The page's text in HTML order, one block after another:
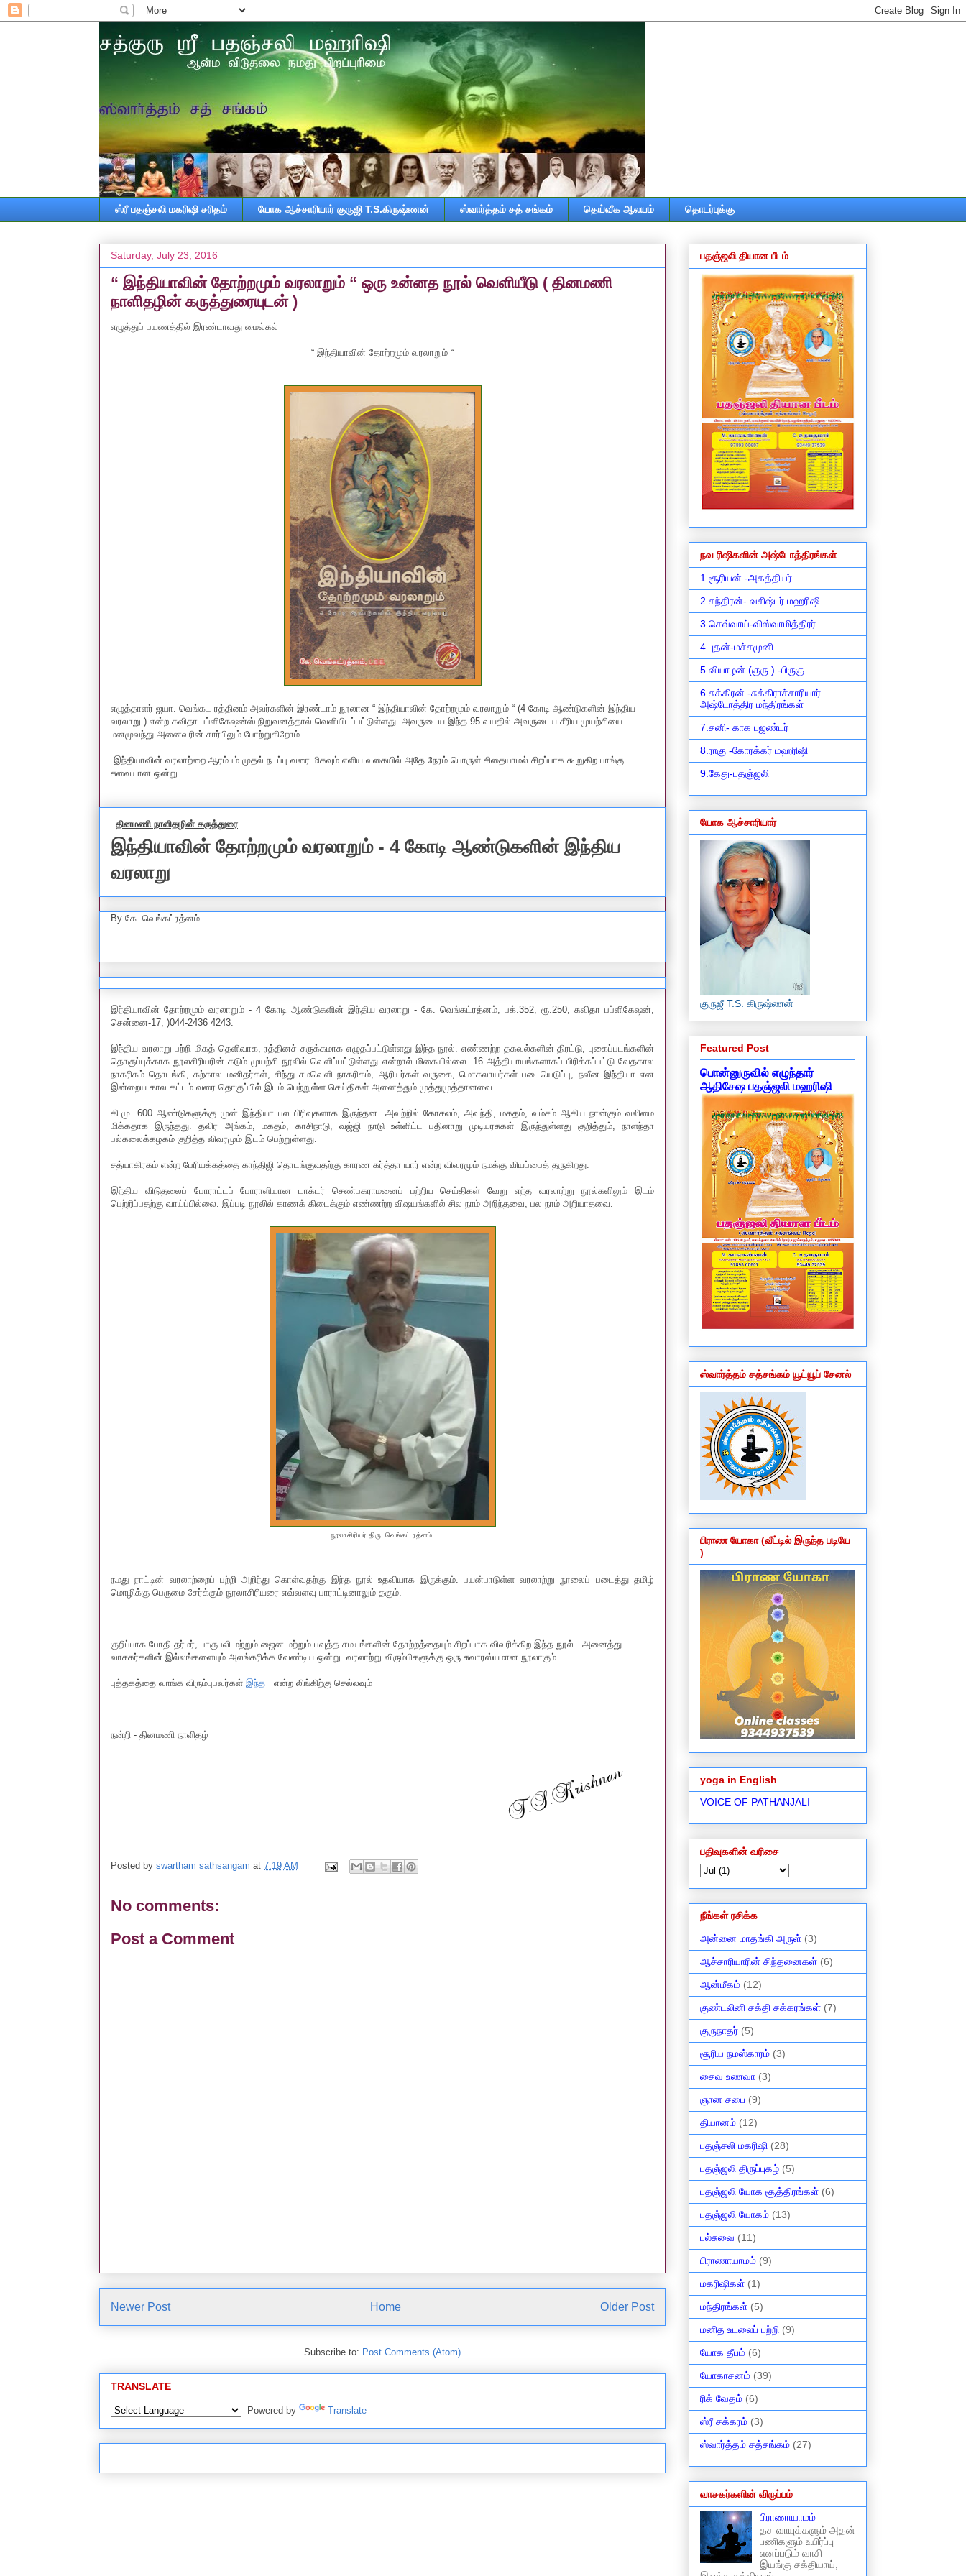
ஸ்ரீ பதஞ்சலி மகரிஷி சரிதம் யோக ஆச்சாரியார் குருஜி T.S.கிருஷ்ணன் ஸ்வார்த்தம் சத் சங்கம் தெய்வீக ஆலயம் தொடர்புக்கு
Saturday, July 23, 2016
“ இந்தியாவின் தோற்றமும் வரலாறும் “ ஒரு உன்னத நூல் வெளியீடு ( தினமணி
நாளிதழின் கருத்துரையுடன் )
எழுத்துப் பயணத்தில் இரண்டாவது மைல்கல்
“ இந்தியாவின் தோற்றமும் வரலாறும் “
எழுத்தாளர் ஐயா. வெங்கட ரத்தினம் அவர்களின் இரண்டாம் நூலான “ இந்தியாவின் தோற்றமும் வரலாறும் “ (4 கோடி ஆண்டுகளின் இந்திய
வரலாறு ) என்ற கவிதா பப்ளிகேஷன்ஸ் நிறுவனத்தால் வெளியிடப்பட்டுள்ளது. அவருடைய இந்த 95 வயதில் அவருடைய சீரிய முயற்சியை
மனமுவந்து அனைவரின் சார்பிலும் போற்றுகிறோம்.
இந்தியாவின் வரலாற்றை ஆரம்பம் முதல் நடப்பு வரை மிகவும் எளிய வகையில் அதே நேரம் பொருள் சிதையாமல் சிறப்பாக கூறுகிற பாங்கு
சுவையான ஒன்று.
தினமணி நாளிதழின் கருத்துரை
இந்தியாவின் தோற்றமும் வரலாறும் - 4 கோடி ஆண்டுகளின் இந்திய
வரலாறு
By கே. வெங்கட்ரத்னம்
இந்தியாவின் தோற்றமும் வரலாறும் - 4 கோடி ஆண்டுகளின் இந்திய வரலாறு - கே. வெங்கட்ரத்னம்; பக்.352; ரூ.250; கவிதா பப்ளிகேஷன்,
சென்னை-17; )044-2436 4243.
இந்திய வரலாறு பற்றி மிகத் தெளிவாக, ரத்தினச் சுருக்கமாக எழுதப்பட்டுள்ளது இந்த நூல். எண்ணற்ற தகவல்களின் திரட்டு, புகைப்படங்களின்
தொகுப்புக்காக நூலசிரியரின் கடும் முயற்சி நூலில் வெளிப்பட்டுள்ளது என்றால் மிகையில்லை. 16 அத்தியாயங்களாகப் பிரிக்கப்பட்டு வேதகால
நாகரிகம் தொடங்கி, கற்கால மனிதர்கள், சிந்து சமவெளி நாகரிகம், ஆரியர்கள் வருகை, மொகலாயர்கள் படையெடுப்பு, நவீன இந்தியா என
இன்றைய கால கட்டம் வரை தொகுப்பில் இடம் பெற்றுள்ள செய்திகள் அனைத்தும் முத்துமுத்தானவை.
கி.மு. 600 ஆண்டுகளுக்கு முன் இந்தியா பல பிரிவுகளாக இருந்தன. அவற்றில் கோசலம், அவந்தி, மகதம், வம்சம் ஆகிய நான்கும் வலிமை
மிக்கதாக இருந்தது. தவிர அங்கம், மகதம், காசிநாடு, வஜ்ஜி நாடு உள்ளிட்ட பதினாறு முடியரசுகள் இருந்துள்ளது குறித்தும், நாளந்தா
பல்கலைக்கழகம் குறித்த விவரமும் இடம் பெற்றுள்ளது.
சத்யாகிரகம் என்ற பேரியக்கத்தை காந்திஜி தொடங்குவதற்கு காரண கர்த்தா யார் என்ற விவரமும் நமக்கு வியப்பைத் தருகிறது.
இந்திய விடுதலைப் போராட்டப் போராளியான டாக்டர் செண்பகராமனைப் பற்றிய செய்திகள் வேறு எந்த வரலாற்று நூல்களிலும் இடம்
பெற்றிப்பதற்கு வாய்ப்பில்லை. இப்படி நூலில் காணக் கிடைக்கும் எண்ணற்ற விஷயங்களில் சில நாம் அறிந்தவை, பல நாம் அறியாதவை.
நூலாசிரியர்.திரு. வெங்கட் ரத்னம்
நமது நாட்டின் வரலாற்றைப் பற்றி அறிந்து கொள்வதற்கு இந்த நூல் உதவியாக இருக்கும். பயன்பாடுள்ள வரலாற்று நூலைப் படைத்து தமிழ்
மொழிக்கு பெருமை சேர்க்கும் நூலாசிரியரை எவ்வளவு பாராட்டினாலும் தகும்.
குறிப்பாக போதி தர்மர், பாகுபலி மற்றும் ஜைன மற்றும் பவுத்த சமயங்களின் தோற்றத்தையும் சிறப்பாக விவரிக்கிற இந்த நூல் . அனைத்து
வாசகர்களின் இல்லங்களையும் அலங்கரிக்க வேண்டிய ஒன்று. வரலாற்று விரும்பிகளுக்கு ஒரு சுவாரஸ்யமான நூலாகும்.
புத்தகத்தை வாங்க விரும்புபவர்கள் இந்த என்ற லிங்கிற்கு செல்லவும்
நன்றி - தினமணி நாளிதழ்
Posted by swartham sathsangam at 7:19 AM
No comments:
Post a Comment
Newer Post Older Post
Home
Subscribe to: Post Comments (Atom)
TRANSLATE
Powered by Translate
பதஞ்ஜலி தியான பீடம்
நவ ரிஷிகளின் அஷ்டோத்திரங்கள்
1.சூரியன் -அகத்தியர்
2.சந்திரன்- வசிஷ்டர் மஹரிஷி
3.செவ்வாய்-விஸ்வாமித்திரர்
4.புதன்-மச்சமுனி
5.வியாழன் (குரு ) -பிருகு
6.சுக்கிரன் -சுக்கிராச்சாரியார்
அஷ்டோத்திர மந்திரங்கள்
7.சனி- காக புஜண்டர்
8.ராகு -கோரக்கர் மஹரிஷி
9.கேது-பதஞ்ஜலி
யோக ஆச்சாரியார்
குருஜீ T.S. கிருஷ்ணன்
Featured Post
பொன்னுருவில் எழுந்தார்
ஆதிசேஷ பதஞ்ஜலி மஹரிஷி
ஸ்வார்த்தம் சத்சங்கம் யூட்யூப் சேனல்
பிராண யோகா (வீட்டில் இருந்த படியே
)
yoga in English
VOICE OF PATHANJALI
பதிவுகளின் வரிசை
நீங்கள் ரசிக்க
அன்னை மாதங்கி அருள் (3)
ஆச்சாரியாரின் சிந்தனைகள் (6)
ஆன்மீகம் (12)
குண்டலினி சக்தி சக்கரங்கள் (7)
குருநாதர் (5)
சூரிய நமஸ்காரம் (3)
சைவ உணவா (3)
ஞான சபை (9)
தியானம் (12)
பதஞ்சலி மகரிஷி (28)
பதஞ்ஜலி திருப்புகழ் (5)
பதஞ்ஜலி யோக சூத்திரங்கள் (6)
பதஞ்ஜலி யோகம் (13)
பல்சுவை (11)
பிராணாயாமம் (9)
மகரிஷிகள் (1)
மந்திரங்கள் (5)
மனித உடலைப் பற்றி (9)
யோக தீபம் (6)
யோகாசனம் (39)
ரிக் வேதம் (6)
ஸ்ரீ சக்கரம் (3)
ஸ்வார்த்தம் சத்சங்கம் (27)
வாசகர்களின் விருப்பம்
பிராணாயாமம்
தச வாயுக்களும் அதன்
பணிகளும் உயிர்ப்பு
எனப்படும் வாசி
இயங்கு சக்தியாய்,